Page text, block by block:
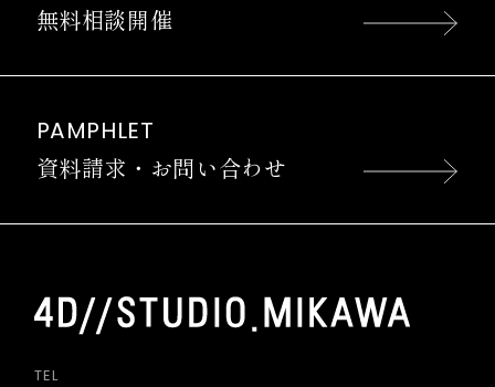
無料相談開催
PAMPHLET
資料請求・お問い合わせ
TEL